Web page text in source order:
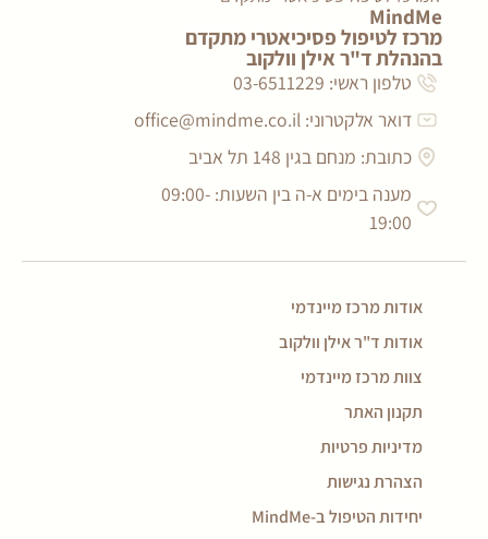
MindMe
מרכז לטיפול פסיכיאטרי מתקדם
בהנהלת ד"ר אילן וולקוב
טלפון ראשי: 03-6511229
דואר אלקטרוני: office@mindme.co.il
כתובת: מנחם בגין 148 תל אביב
מענה בימים א-ה בין השעות: 09:00-
19:00
אודות מרכז מיינדמי
אודות ד"ר אילן וולקוב
צוות מרכז מיינדמי
תקנון האתר
מדיניות פרטיות
הצהרת נגישות
יחידות הטיפול ב-MindMe